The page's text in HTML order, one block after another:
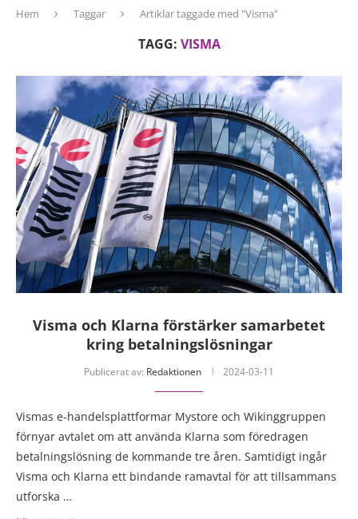
Hem Taggar Artiklar taggade med "Visma"
TAGG: VISMA
Visma och Klarna förstärker samarbetet
kring betalningslösningar
Publicerat av: Redaktionen 2024-03-11
Vismas e-handelsplattformar Mystore och Wikinggruppen
förnyar avtalet om att använda Klarna som föredragen
betalningslösning de kommande tre åren. Samtidigt ingår
Visma och Klarna ett bindande ramavtal för att tillsammans
utforska …